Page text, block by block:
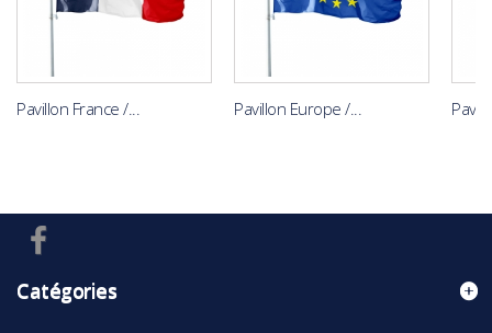
Pavillon France /... Pavillon Europe /...
Catégories